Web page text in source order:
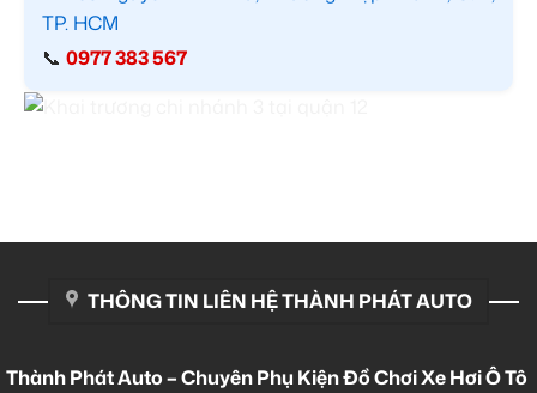
TP. HCM
📞 0977 383 567
THÔNG TIN LIÊN HỆ THÀNH PHÁT AUTO
Thành Phát Auto – Chuyên Phụ Kiện Đồ Chơi Xe Hơi Ô Tô